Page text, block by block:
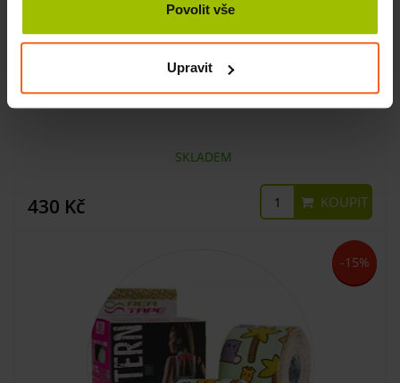
Povolit vše
Upravit
Textilní odporová guma, set 3 ks
SKLADEM
430 Kč KOUPIT
-15%